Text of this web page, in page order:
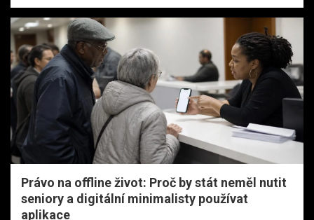
Právo na offline život: Proč by stát neměl nutit
seniory a digitální minimalisty používat
aplikace